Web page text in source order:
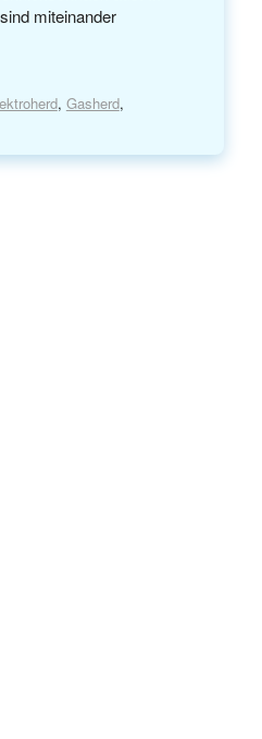
miteinander
, Gasherd,